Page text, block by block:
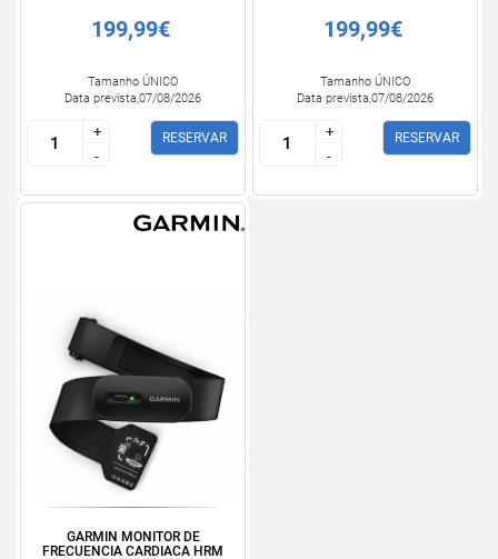
199,99€
Tamanho ÚNICO
Data prevista,07/08/2026
+
-
+
-
RESERVAR
199,99€
Tamanho ÚNICO
Data prevista,07/08/2026
+
-
+
-
RESERVAR
GARMIN MONITOR DE
FRECUENCIA CARDIACA HRM